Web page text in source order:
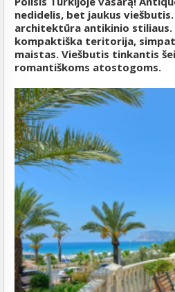
nedidelis, bet jaukus
architektūra antikinio stiliaus.
kompaktiška teritorija,
maistas. Viešbutis tinkantis
romantiškoms atostogoms.